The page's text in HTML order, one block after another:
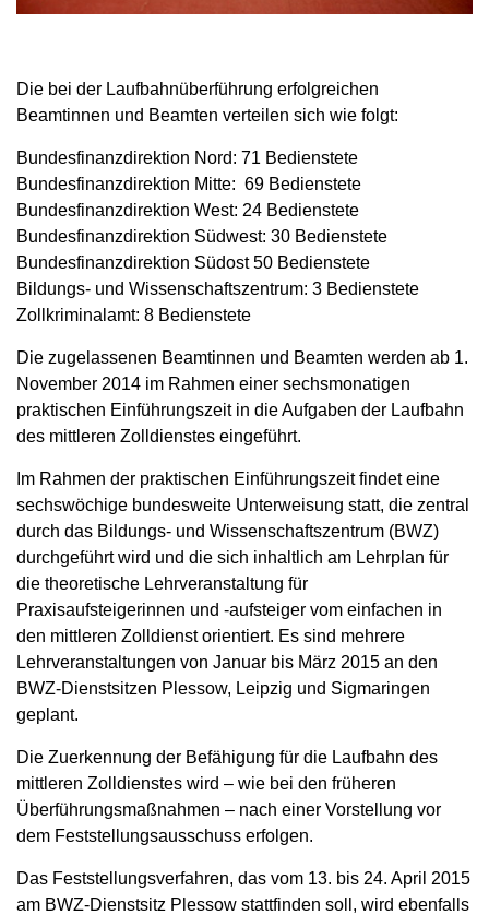
Die bei der Laufbahnüberführung erfolgreichen
Beamtinnen und Beamten verteilen sich wie folgt:
Bundesfinanzdirektion Nord: 71 Bedienstete
Bundesfinanzdirektion Mitte: 69 Bedienstete
Bundesfinanzdirektion West: 24 Bedienstete
Bundesfinanzdirektion Südwest: 30 Bedienstete
Bundesfinanzdirektion Südost 50 Bedienstete
Bildungs- und Wissenschaftszentrum: 3 Bedienstete
Zollkriminalamt: 8 Bedienstete
Die zugelassenen Beamtinnen und Beamten werden ab 1.
November 2014 im Rahmen einer sechsmonatigen
praktischen Einführungszeit in die Aufgaben der Laufbahn
des mittleren Zolldienstes eingeführt.
Im Rahmen der praktischen Einführungszeit findet eine
sechswöchige bundesweite Unterweisung statt, die zentral
durch das Bildungs- und Wissenschaftszentrum (BWZ)
durchgeführt wird und die sich inhaltlich am Lehrplan für
die theoretische Lehrveranstaltung für
Praxisaufsteigerinnen und -aufsteiger vom einfachen in
den mittleren Zolldienst orientiert. Es sind mehrere
Lehrveranstaltungen von Januar bis März 2015 an den
BWZ-Dienstsitzen Plessow, Leipzig und Sigmaringen
geplant.
Die Zuerkennung der Befähigung für die Laufbahn des
mittleren Zolldienstes wird – wie bei den früheren
Überführungsmaßnahmen – nach einer Vorstellung vor
dem Feststellungsausschuss erfolgen.
Das Feststellungsverfahren, das vom 13. bis 24. April 2015
am BWZ-Dienstsitz Plessow stattfinden soll, wird ebenfalls